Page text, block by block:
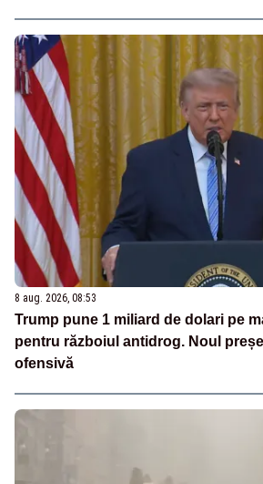
8 aug. 2026, 08:53
Trump pune 1 miliard de dolari pe
pentru războiul antidrog. Noul
ofensivă